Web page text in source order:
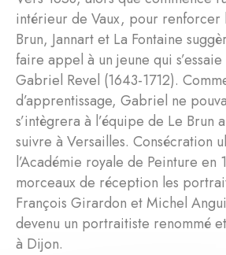
intérieur de Vaux, pour renforcer
Brun, Jannart et La Fontaine
faire appel à un jeune qui
Gabriel Revel (1643-1712).
d’apprentissage, Gabriel ne
s’intègrera à l’équipe de Le Brun
suivre à Versailles. Consécration
l’Académie royale de Peinture en
morceaux de réception les
François Girardon et Michel
devenu un portraitiste renommé
à Dijon.